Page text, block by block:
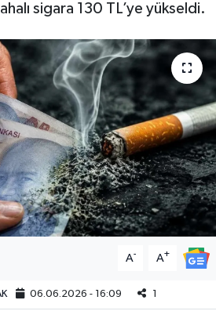
sigara 130 TL’ye yükseldi.
A- A+
06.06.2026 - 16:09 1